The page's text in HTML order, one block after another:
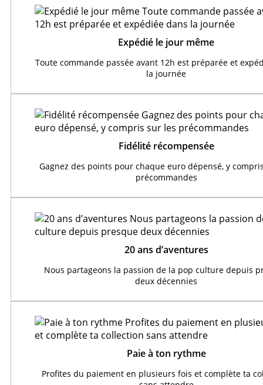
Expédié le jour même
Toute commande passée avant 12h est préparée et
la journée
Fidélité récompensée
Gagnez des points pour chaque euro dépensé, y
précommandes
20 ans d’aventures
Nous partageons la passion de la pop culture depuis
deux décennies
Paie à ton rythme
Profites du paiement en plusieurs fois et complète ta